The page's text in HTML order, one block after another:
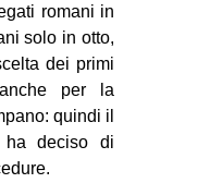
romani in
solo in otto,
dei primi
per la
quindi il
ha deciso di